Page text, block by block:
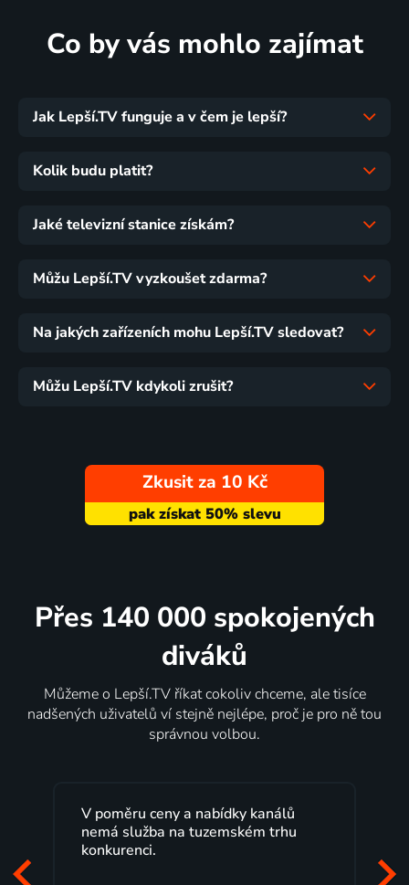
Co by vás mohlo zajímat
Jak Lepší.TV funguje a v čem je lepší?
Kolik budu platit?
Jaké televizní stanice získám?
Můžu Lepší.TV vyzkoušet zdarma?
Na jakých zařízeních mohu Lepší.TV sledovat?
Můžu Lepší.TV kdykoli zrušit?
Zkusit za 10 Kč
Přes 140 000 spokojených
diváků
Můžeme o Lepší.TV říkat cokoliv chceme, ale tisíce
nadšených uživatelů ví stejně nejlépe, proč je pro ně tou
správnou volbou.
Lepší.TV sleduji už několik let s
maximální spokojeností. Velký výběr
programů a nemuset běžet k TV na